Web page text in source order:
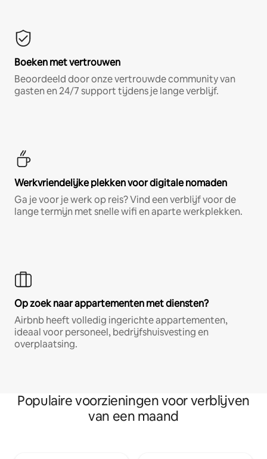
Boeken met vertrouwen
Beoordeeld door onze vertrouwde community van
gasten en 24/7 support tijdens je lange verblijf.
Werkvriendelijke plekken voor digitale nomaden
Ga je voor je werk op reis? Vind een verblijf voor de
lange termijn met snelle wifi en aparte werkplekken.
Op zoek naar appartementen met diensten?
Airbnb heeft volledig ingerichte appartementen,
ideaal voor personeel, bedrijfshuisvesting en
overplaatsing.
Populaire voorzieningen voor verblijven
van een maand